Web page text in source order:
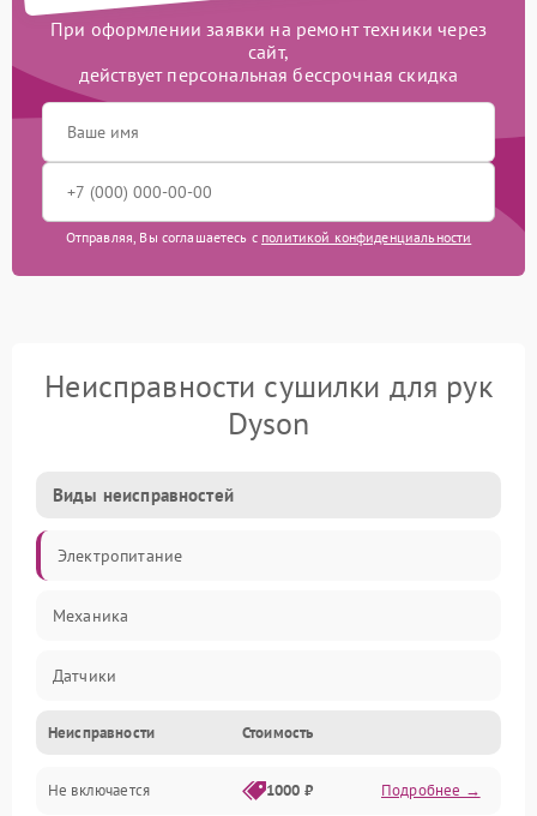
При оформлении заявки на ремонт техники через
сайт,
действует персональная бессрочная скидка
Отправляя, Вы соглашаетесь с политикой конфиденциальности
Неисправности сушилки для рук
Dyson
Виды неисправностей
Электропитание
Механика
Датчики
Нагрев
Работа системы
Неисправности Стоимость
Не включается 1000 ₽ Подробнее →